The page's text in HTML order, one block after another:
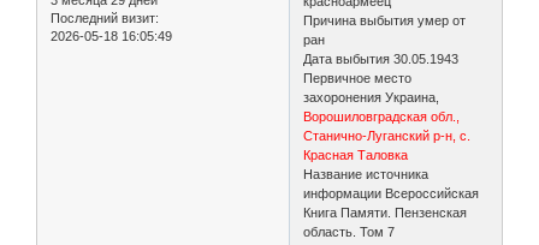
Последний визит:
2026-05-18 16:05:49
Причина выбытия умер от
ран
Дата выбытия 30.05.1943
Первичное место
захоронения Украина,
Ворошиловградская обл.,
Станично-Луганский р-н, с.
Красная Таловка
Название источника
информации Всероссийская
Книга Памяти. Пензенская
область. Том 7